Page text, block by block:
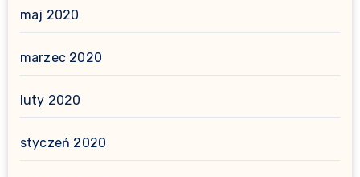
maj 2020
marzec 2020
luty 2020
styczeń 2020